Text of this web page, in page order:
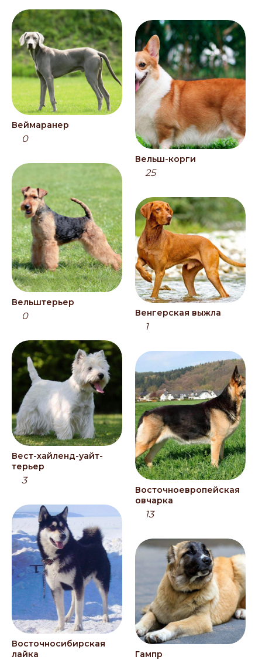
Веймаранер
0
Вельштерьер
0
Вест-хайленд-уайт-
терьер
3
Восточносибирская
лайка
Вельш-корги
25
Венгерская выжла
1
Восточноевропейская
овчарка
13
Гампр